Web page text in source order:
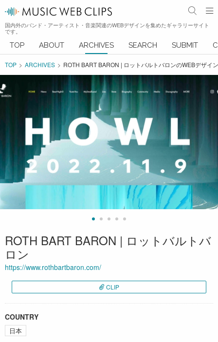
国内外のバンド・アーティスト・音楽関連のWEBデザインを集めたギャラリーサイト
です。
TOP ABOUT ARCHIVES SEARCH SUBMIT
TOP ARCHIVES ROTH BART BARON | ロットバルトバロンのWEBデザイン
ROTH BART BARON | ロットバルトバ
ロン
https://www.rothbartbaron.com/
CLIP
COUNTRY
日本